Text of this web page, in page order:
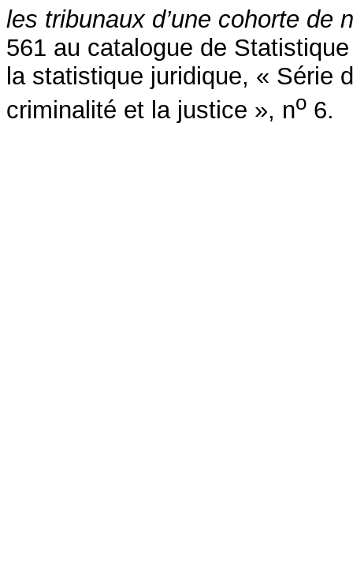
les tribunaux d’une cohorte de
561 au catalogue de
la statistique juridique, « Série
criminalité et la justice », no 6.